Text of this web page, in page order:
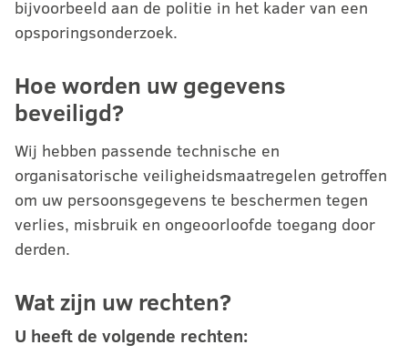
bijvoorbeeld aan de politie in het kader van een
opsporingsonderzoek.
Hoe worden uw gegevens
beveiligd?
Wij hebben passende technische en
organisatorische veiligheidsmaatregelen getroffen
om uw persoonsgegevens te beschermen tegen
verlies, misbruik en ongeoorloofde toegang door
derden.
Wat zijn uw rechten?
U heeft de volgende rechten: